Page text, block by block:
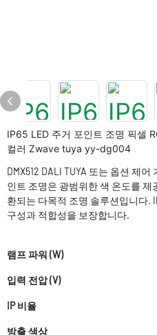
IP65 LED 주거 포인트 조명 픽셀
컬러 Zwave tuya yy-dg004
DMX512 DALI TUYA 또는 옵션 제
인트 조명은 광범위한 색 온도를 제
환되는 다목적 조명 솔루션입니다.
구성과 적합성을 보장합니다.
램프 파워 (W)
입력 전압 (V)
IP 비율
방출 색상